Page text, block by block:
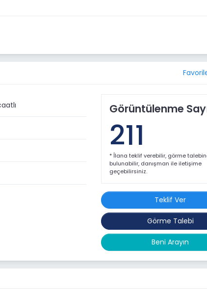
Görüntülenme
211
* İlana teklif verebilir, görme
bulunabilir, danışman ile iletişime
geçebilirsiniz.
Teklif Ver
Görme Talebi
Beni Arayın